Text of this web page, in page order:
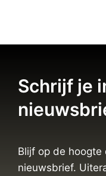
Schrijf je
Blijf op de hoogte
nieuwsbrief.